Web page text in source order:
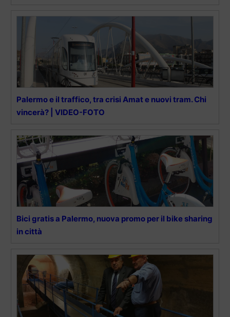
Palermo e il traffico, tra crisi Amat e nuovi tram. Chi
vincerà? | VIDEO-FOTO
Bici gratis a Palermo, nuova promo per il bike sharing
in città